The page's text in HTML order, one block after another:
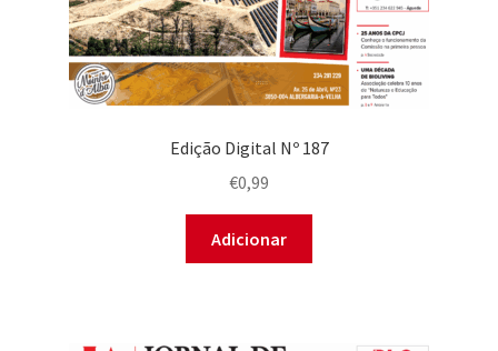
Edição Digital Nº 187
€0,99
Adicionar